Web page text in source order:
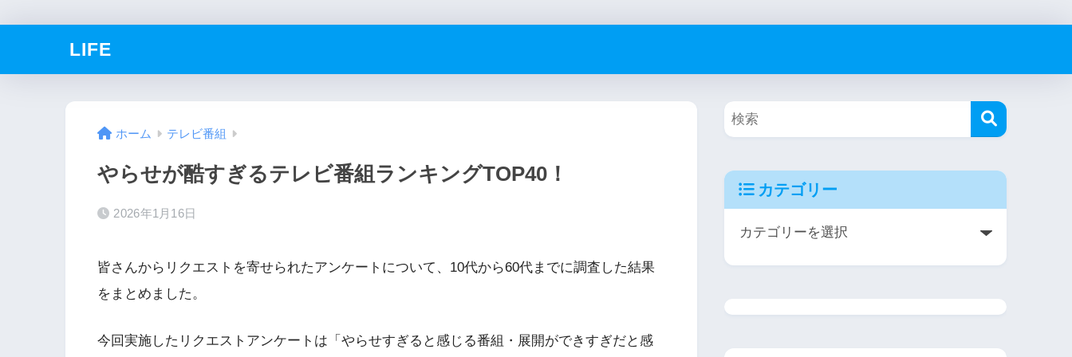
LIFE
ホーム テレビ番組
やらせが酷すぎるテレビ番組ランキングTOP40！
2026年1月16日
皆さんからリクエストを寄せられたアンケートについて、10代から60代までに調査した結果
をまとめました。
今回実施したリクエストアンケートは「やらせすぎると感じる番組・展開ができすぎだと感
カテゴリー